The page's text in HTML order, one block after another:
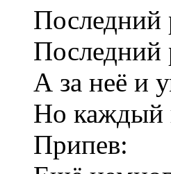
Последний
Последний
А за неё и
Но каждый
Припев: